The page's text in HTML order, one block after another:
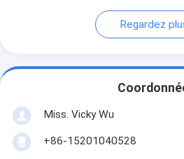
Regardez
Miss. Vicky Wu
+86-15201040528